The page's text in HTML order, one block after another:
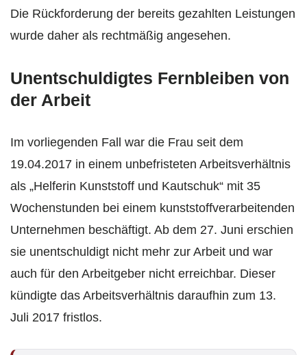
Die Rückforderung der bereits gezahlten Leistungen
wurde daher als rechtmäßig angesehen.
Unentschuldigtes Fernbleiben von
der Arbeit
Im vorliegenden Fall war die Frau seit dem
19.04.2017 in einem unbefristeten Arbeitsverhältnis
als „Helferin Kunststoff und Kautschuk“ mit 35
Wochenstunden bei einem kunststoffverarbeitenden
Unternehmen beschäftigt. Ab dem 27. Juni erschien
sie unentschuldigt nicht mehr zur Arbeit und war
auch für den Arbeitgeber nicht erreichbar. Dieser
kündigte das Arbeitsverhältnis daraufhin zum 13.
Juli 2017 fristlos.